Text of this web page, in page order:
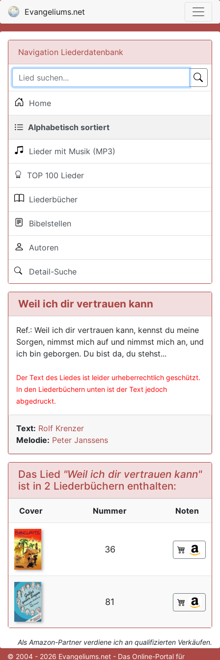
Evangeliums.net
Navigation Liederdatenbank
Home
Alphabetisch sortiert
Lieder mit Musik (MP3)
TOP 100 Lieder
Liederbücher
Bibelstellen
Autoren
Detail-Suche
Weil ich dir vertrauen kann
Ref.: Weil ich dir vertrauen kann, kennst du meine
Sorgen, nimmst mich auf und nimmst mich an, und
ich bin geborgen. Du bist da, du stehst...
Der Text des Liedes ist leider urheberrechtlich geschützt.
In den Liederbüchern unten ist der Text jedoch
abgedruckt.
Text: Rolf Krenzer
Melodie: Peter Janssens
Das Lied "Weil ich dir vertrauen kann"
ist in 2 Liederbüchern enthalten:
Cover Nummer Noten
36
81
Als Amazon-Partner verdiene ich an qualifizierten Verkäufen.
© 2004 - 2026 Evangeliums.net - Das Online-Portal für